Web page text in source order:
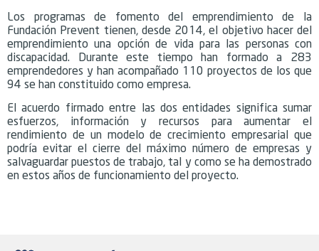
Los programas de fomento del emprendimiento de la
Fundación Prevent tienen, desde 2014, el objetivo hacer del
emprendimiento una opción de vida para las personas con
discapacidad. Durante este tiempo han formado a 283
emprendedores y han acompañado 110 proyectos de los que
94 se han constituido como empresa.
El acuerdo firmado entre las dos entidades significa sumar
esfuerzos, información y recursos para aumentar el
rendimiento de un modelo de crecimiento empresarial que
podría evitar el cierre del máximo número de empresas y
salvaguardar puestos de trabajo, tal y como se ha demostrado
en estos años de funcionamiento del proyecto.